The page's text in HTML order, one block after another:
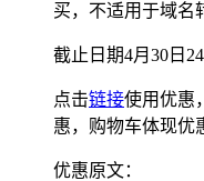
买，不适用于域名
截止日期4月30日
点击链接使用优惠
惠，购物车体现优
优惠原文：